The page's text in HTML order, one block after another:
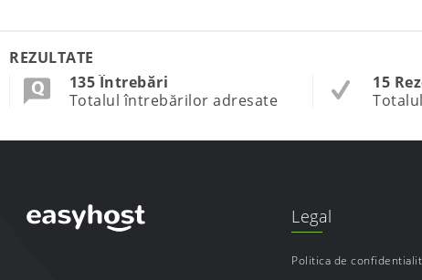
REZULTATE
135 Întrebări
Totalul întrebărilor adresate
15
Legal
Politica de